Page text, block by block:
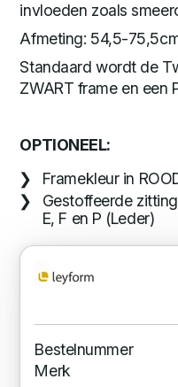
invloeden zoals
Afmeting: 54,5-
Standaard wordt de
ZWART frame en een
OPTIONEEL:
Framekleur in
Gestoffeerde
E, F en P (Leder)
Bestelnummer
Merk